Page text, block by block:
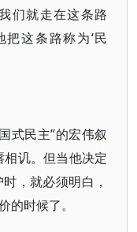
们就走在这条路
这条路称为‘民
式民主”的宏伟叙
讥。但当他决定
，就必须明白，
的时候了。